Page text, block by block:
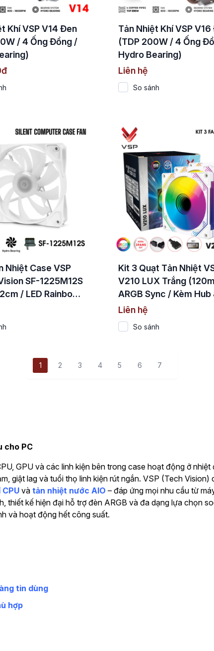
Khí VSP V14 Đen
/ 4 Ống Đồng /
Tản Nhiệt Khí VSP
(TDP 200W / 4 Ống
Hydro Bearing)
Liên hệ
So sánh
Nhiệt Case VSP
SF-1225M12S
/ LED Rainbow /
Bearing)
Kit 3 Quạt Tản Nhiệt
V210 LUX Trắng
ARGB Sync / Kèm Hub
Remote)
Liên hệ
So sánh
1 2 3 4 5 6 7
cho PC
GPU và các linh kiện bên trong case hoạt động ở
giật lag và tuổi thọ linh kiện rút ngắn. VSP (Tech Vision)
và tản nhiệt nước AIO – đáp ứng mọi nhu cầu từ
thiết kế hiện đại hỗ trợ đèn ARGB và đa dạng lựa chọn
và hoạt động hết công suất.
tin dùng
hợp